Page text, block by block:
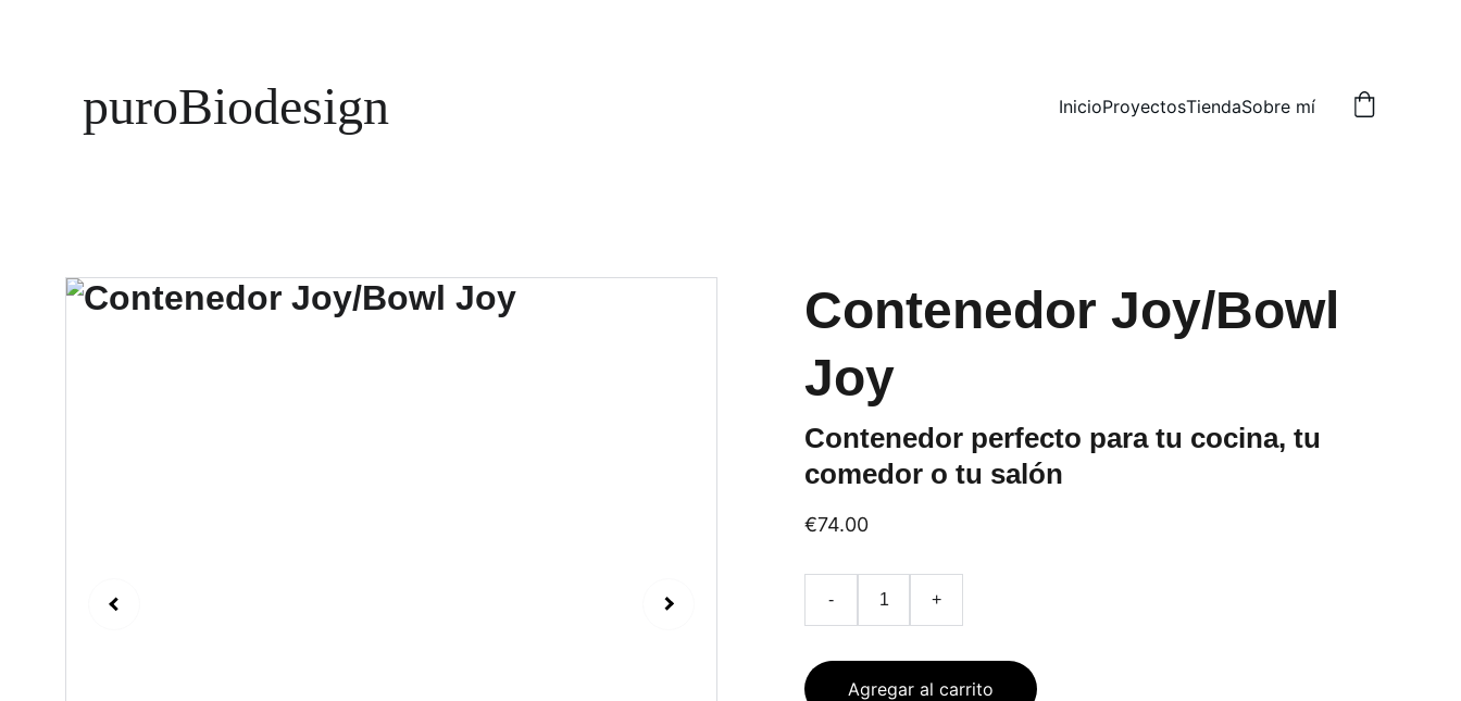
puroBiodesign InicioProyectosTiendaSobre mí
Contenedor Joy/Bowl
Joy
Contenedor perfecto para tu cocina, tu
comedor o tu salón
€74.00
- +
Agregar al carrito